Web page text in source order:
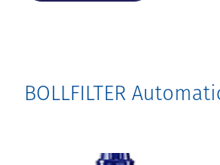
BOLLFILTER